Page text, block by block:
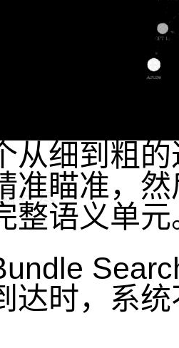
从细到粗
准瞄准，
整语义单元
达时，系